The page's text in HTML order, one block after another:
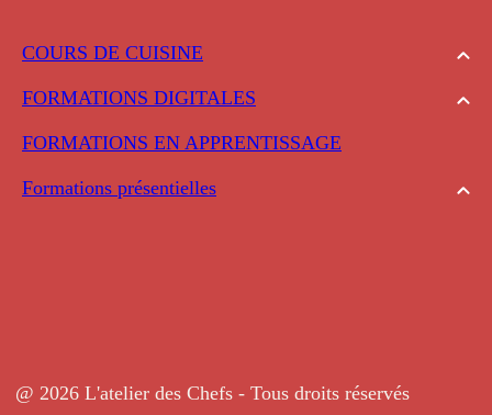
COURS DE CUISINE
FORMATIONS DIGITALES
FORMATIONS EN APPRENTISSAGE
Formations présentielles
@ 2026 L'atelier des Chefs - Tous droits réservés